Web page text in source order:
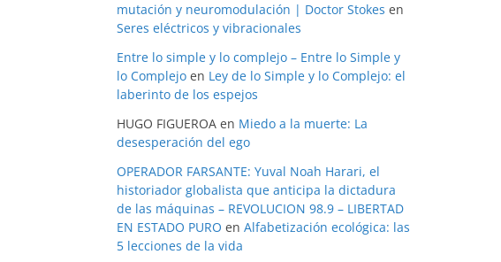
mutación y neuromodulación | Doctor Stokes en
Seres eléctricos y vibracionales
Entre lo simple y lo complejo – Entre lo Simple y
lo Complejo en Ley de lo Simple y lo Complejo: el
laberinto de los espejos
HUGO FIGUEROA en Miedo a la muerte: La
desesperación del ego
OPERADOR FARSANTE: Yuval Noah Harari, el
historiador globalista que anticipa la dictadura
de las máquinas – REVOLUCION 98.9 – LIBERTAD
EN ESTADO PURO en Alfabetización ecológica: las
5 lecciones de la vida